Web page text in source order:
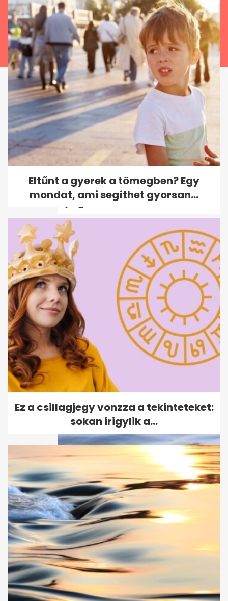
Ezek a kütyük mindig velem
vannak repüléskor, hogy
nyugodtabb...
Tartós használt autó pár
százezerért: 20 év felett is jól...
Portugál gályák miatt zártak
le strandokat...
Eltűnt a gyerek a tömegben? Egy
mondat, ami segíthet gyorsan...
Ez a csillagjegy vonzza a tekinteteket:
sokan irigylik a...